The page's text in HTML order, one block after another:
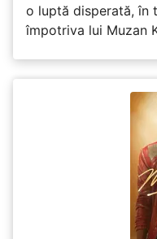
o luptă disperată, în
împotriva lui Muzan